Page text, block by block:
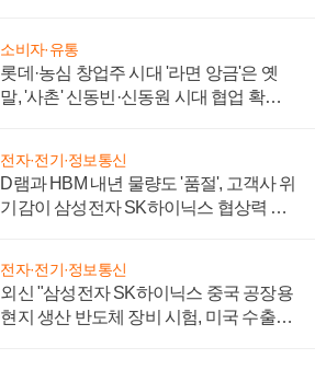
소비자·유통
롯데·농심 창업주 시대 '라면 앙금'은 옛
말, '사촌' 신동빈·신동원 시대 협업 확대
전자·전기·정보통신
D램과 HBM 내년 물량도 '품절', 고객사 위
기감이 삼성전자 SK하이닉스 협상력 더
전자·전기·정보통신
외신 "삼성전자 SK하이닉스 중국 공장용
현지 생산 반도체 장비 시험, 미국 수출통